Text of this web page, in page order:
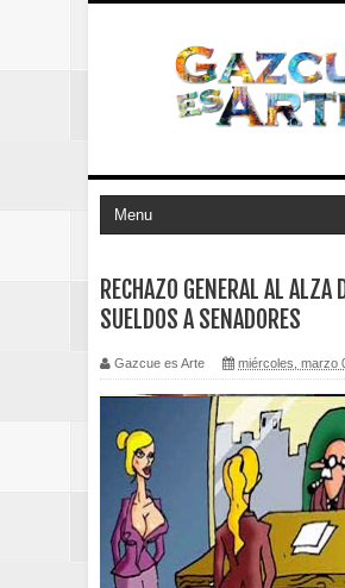
RECHAZO GENERAL AL ALZA
SUELDOS A SENADORES
Gazcue es Arte miércoles, marzo